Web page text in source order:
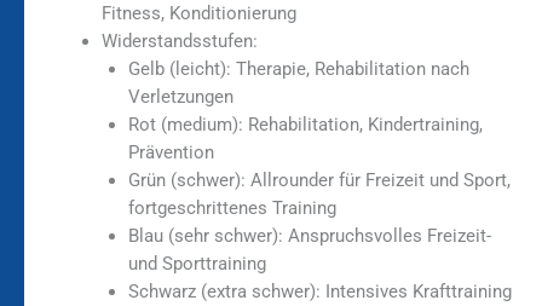
Fitness, Konditionierung
Widerstandsstufen:
Gelb (leicht): Therapie, Rehabilitation nach
Verletzungen
Rot (medium): Rehabilitation, Kindertraining,
Prävention
Grün (schwer): Allrounder für Freizeit und Sport,
fortgeschrittenes Training
Blau (sehr schwer): Anspruchsvolles Freizeit-
und Sporttraining
Schwarz (extra schwer): Intensives Krafttraining